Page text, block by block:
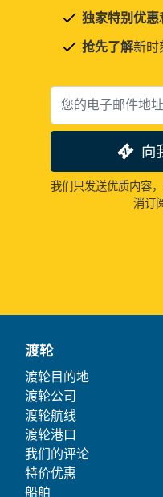
独家特别优惠
抢先了解新时
向
我们只发送优质内容
消订
渡轮
渡轮目的地
渡轮公司
渡轮航线
渡轮港口
我们的评论
特价优惠
船舶